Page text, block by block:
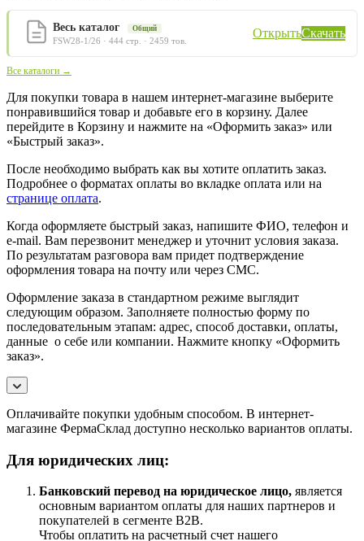
Весь каталог Общий
FSW28-1/26 · 444 стр. · 2459 тов.
ОткрытьСкачать
Все каталоги →
Для покупки товара в нашем интернет-магазине выберите
понравившийся товар и добавьте его в корзину. Далее
перейдите в Корзину и нажмите на «Оформить заказ» или
«Быстрый заказ».
После необходимо выбрать как вы хотите оплатить заказ.
Подробнее о форматах оплаты во вкладке оплата или на
странице оплата.
Когда оформляете быстрый заказ, напишите ФИО, телефон и
e-mail. Вам перезвонит менеджер и уточнит условия заказа.
По результатам разговора вам придет подтверждение
оформления товара на почту или через СМС.
Оформление заказа в стандартном режиме выглядит
следующим образом. Заполняете полностью форму по
последовательным этапам: адрес, способ доставки, оплаты,
данные о себе или компании. Нажмите кнопку «Оформить
заказ».
Оплачивайте покупки удобным способом. В интернет-
магазине ФермаСклад доступно несколько вариантов оплаты.
Для юридических лиц:
Банковский перевод на юридическое лицо, является
основным вариантом оплаты для наших партнеров и
покупателей в сегменте B2B.
Чтобы оплатить на расчетный счет нашего